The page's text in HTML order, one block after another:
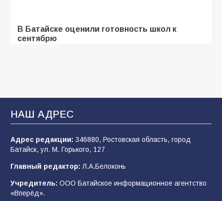
В Батайске оценили готовность школ к
сентябрю
образовательного кластера
106 05.08.2026
«Мобилизация или набор?» Что на самом
2026 года
101 03.08.2026
НАШ АДРЕС
Адрес редакции: 346880, Ростовская область, город
Батайск, ул. М. Горького, 127
Главный редактор: Л.А.Белоконь
Учредитель: ООО Батайское информационное агентство
«Вперёд».